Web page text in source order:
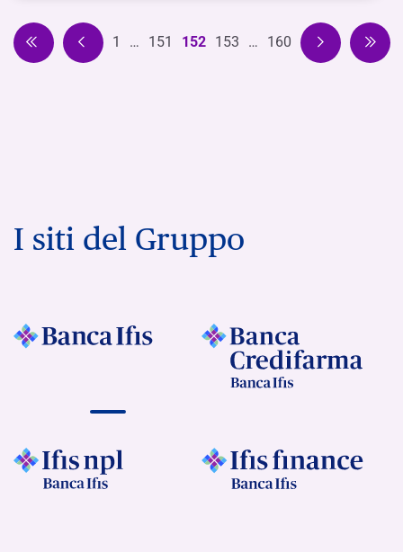
1 … 151 152 153 … 160
I siti del Gruppo